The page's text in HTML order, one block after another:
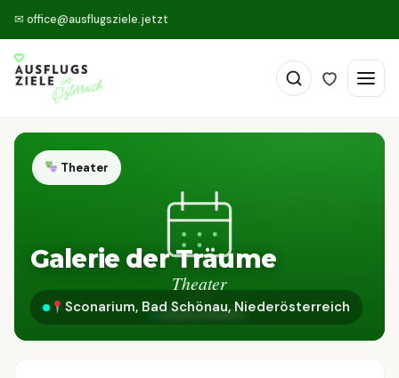
✉ office@ausflugsziele.jetzt
Theater
Galerie der Träume
Sconarium, Bad Schönau, Niederösterreich